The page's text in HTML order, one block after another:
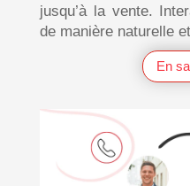
jusqu’à la vente.
de manière naturelle
En